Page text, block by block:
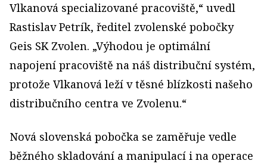
Vlkanová specializované pracoviště,“ uvedl
Rastislav Petrík, ředitel zvolenské pobočky
Geis SK Zvolen. „Výhodou je optimální
napojení pracoviště na náš distribuční systém,
protože Vlkanová leží v těsné blízkosti našeho
distribučního centra ve Zvolenu.“
Nová slovenská pobočka se zaměřuje vedle
běžného skladování a manipulací i na operace